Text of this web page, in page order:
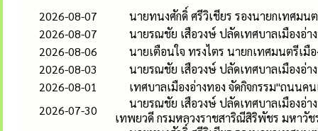
2026-08-07
นายทนงศักดิ์ ศรีวิเชียร รองนายกเทศมน
2026-08-07
นายรณชัย เสือวงษ์ ปลัดเทศบาลเมืองอ่
2026-08-06
นายเตือนใจ ทรงไตร นายกเทศมนตรีเมื
2026-08-03
นายรณชัย เสือวงษ์ ปลัดเทศบาลเมืองอ่า
2026-08-01
เทศบาลเมืองอ่างทอง จัดกิจกรรม"ถนนค
2026-07-30
นายรณชัย เสือวงษ์ ปลัดเทศบาลเมืองอ่
เทพยวดี กรมหลวงราชสาริณีสิริพัชร มหาวัช